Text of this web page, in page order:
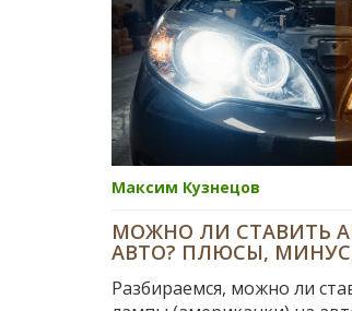
Максим Кузнецов
МОЖНО ЛИ СТАВИТЬ
АВТО? ПЛЮСЫ,
Разбираемся, можно ли